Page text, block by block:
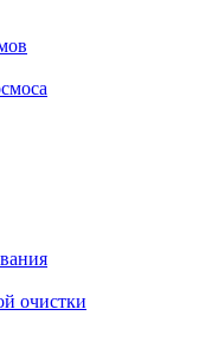
очистки